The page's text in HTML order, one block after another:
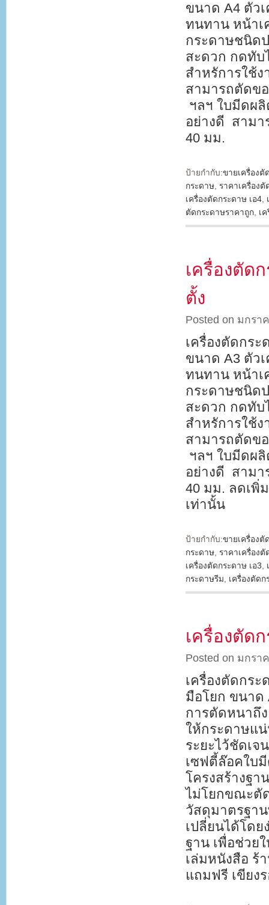
ขนาด A4 ตัว
ทนทาน หน้าเ
กระดาษชนิด
สะดวก กดทั
สำหรัการใช้ง
สามารถตัดข
ฯลฯ ใบมีดผ
อย่างดี สาม
40 มม.
ป้ายกำกับ:ขายเครื่องตั
กระดาษ, ราคาเครื่อง
เครื่องตัดกระดาษ เอ4,
ตัดกระดาษราคาถูก, เ
เครื่องตัด
ตั้ง
Posted on มกรา
เครื่องตัดกร
ขนาด A3 ตัว
ทนทาน หน้าเ
กระดาษชนิด
สะดวก กดทั
สำหรัการใช้ง
สามารถตัดข
ฯลฯ ใบมีดผ
อย่างดี สาม
40 มม. ลดเพิ่
เท่านั้น
ป้ายกำกับ:ขายเครื่องตั
กระดาษ, ราคาเครื่อง
เครื่องตัดกระดาษ เอ3,
กระดาษรีม, เครื่องตัด
เครื่องตัด
Posted on มกรา
เครื่องตัดกระ
มือโยก ขนาด
การตัดหนาถึ
ให้กระดาษแ
ระยะไว้ชัดเ
เซฟตี้ล๊อคใบ
โครงสร้างฐา
ไม่โยกขณะตั
วัสดุมาตรฐา
เปลี่ยนได้โด
ฐาน เพื่อช่วย
เล่มหนังสือ ร้
แถมฟรี เขียง